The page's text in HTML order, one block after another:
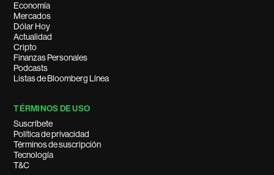
Economía
Mercados
Dólar Hoy
Actualidad
Cripto
Finanzas Personales
Podcasts
Listas de Bloomberg Línea
TÉRMINOS DE USO
Suscríbete
Política de privacidad
Términos de suscripción
Tecnología
T&C